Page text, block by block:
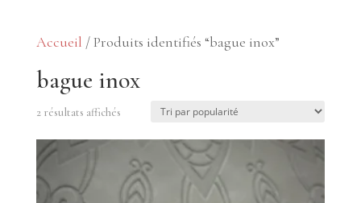
Accueil / Produits identifiés “bague inox”
bague inox
2 résultats affichésTrié
popularité